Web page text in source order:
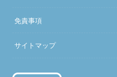
免責事項
サイトマップ